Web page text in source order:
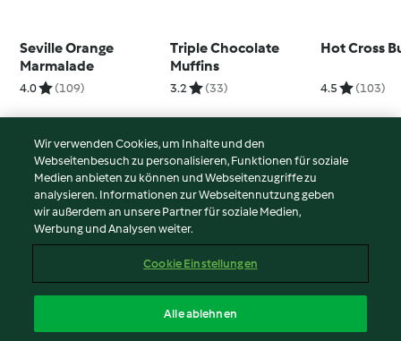
Seville Orange
Marmalade
4.0 (109)
Triple Chocolate
Muffins
3.2 (33)
Hot Cross
4.5 (103)
© Copyright 2026
Nutzungsbedingungen
Datenschutzrichtlinien
Impressum
Inhalt melden
Wir verwenden Cookies, um Inhalte und den
Webseitenbesuch zu personalisieren, Funktionen für soziale
Medien anbieten zu können und Webseitenzugriffe zu
analysieren. Informationen zur Webseitennutzung geben
wir außerdem an unsere Partner für soziale Medien,
Werbung und Analysen weiter.
Cookie Einstellungen
Alle ablehnen